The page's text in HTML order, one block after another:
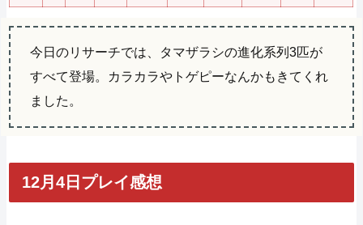
今日のリサーチでは、タマザラシの進化系列3匹が
すべて登場。カラカラやトゲピーなんかもきてくれ
ました。
12月4日プレイ感想